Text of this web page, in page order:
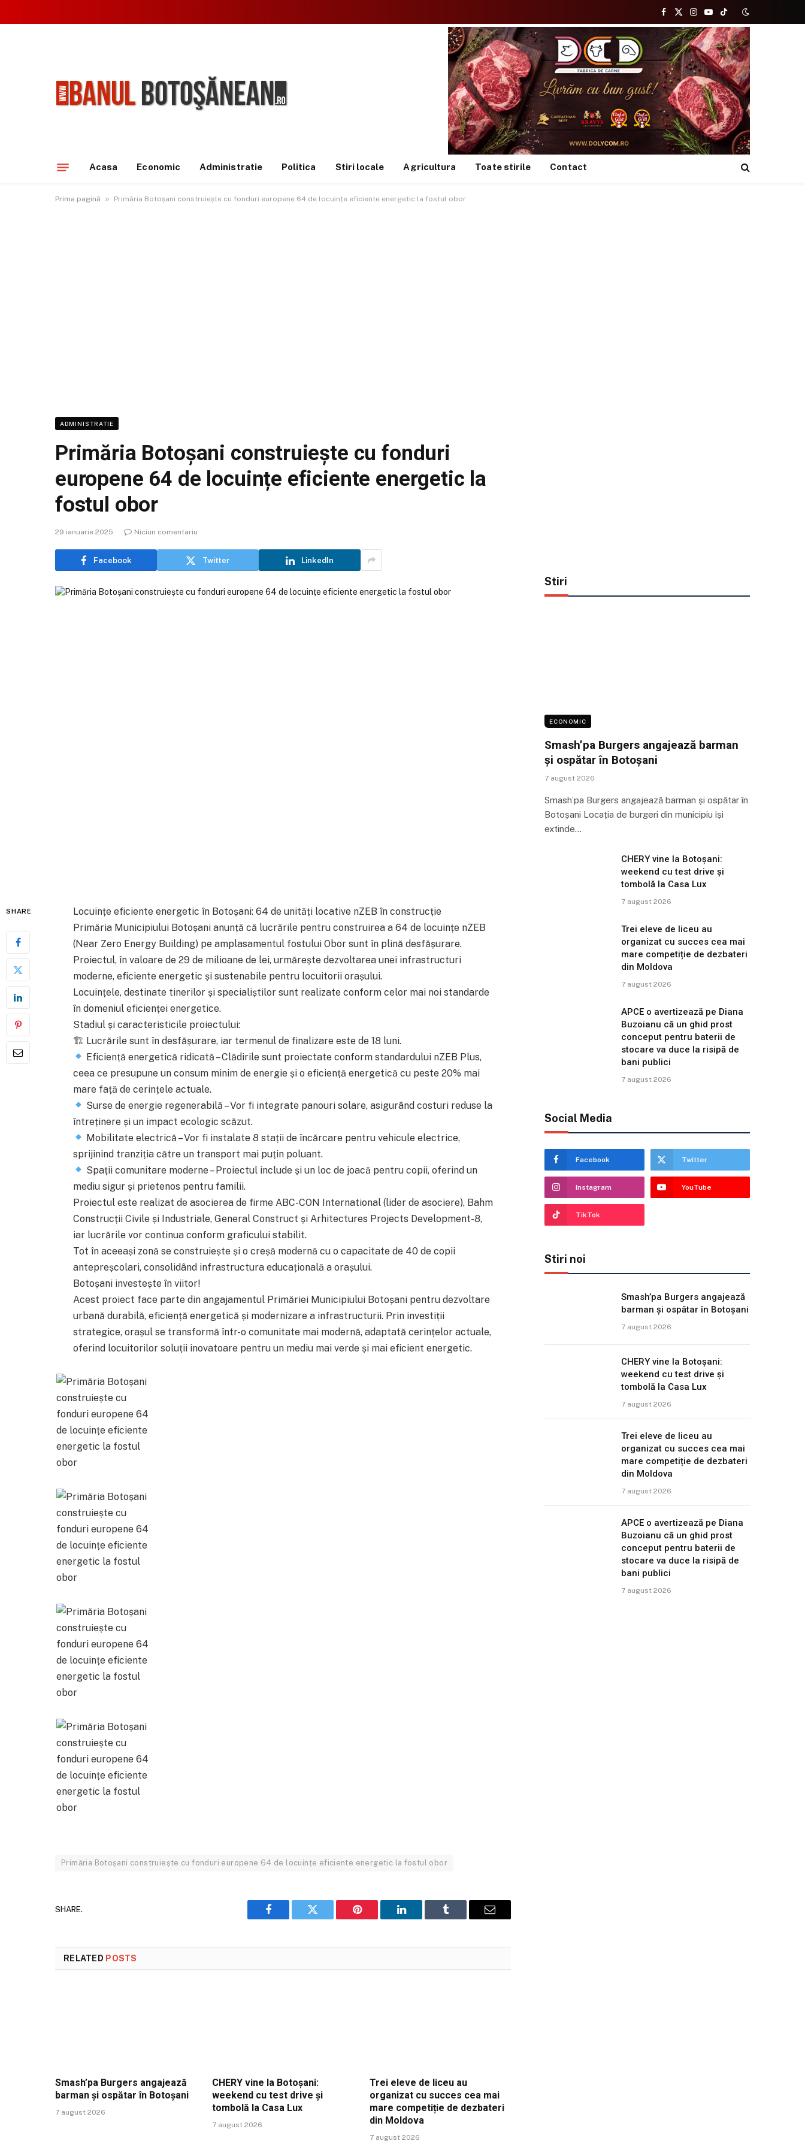
Facebook
X
(Twitter)
Instagram
YouTubeTikTok
Acasa Economic Administratie Politica Stiri locale Agricultura Toate stirile Contact
Prima pagină » Primăria Botoșani construiește cu fonduri europene 64 de locuințe eficiente energetic la fostul obor
ADMINISTRATIE
Primăria Botoșani construiește cu fonduri
europene 64 de locuințe eficiente energetic la
fostul obor
29 ianuarie 2025 Niciun comentariu
Facebook Twitter LinkedIn
SHARE
Locuințe eficiente energetic în Botoșani: 64 de unități locative nZEB în construcție
Primăria Municipiului Botoșani anunță că lucrările pentru construirea a 64 de locuințe nZEB
(Near Zero Energy Building) pe amplasamentul fostului Obor sunt în plină desfășurare.
Proiectul, în valoare de 29 de milioane de lei, urmărește dezvoltarea unei infrastructuri
moderne, eficiente energetic și sustenabile pentru locuitorii orașului.
Locuințele, destinate tinerilor și specialiștilor sunt realizate conform celor mai noi standarde
în domeniul eficienței energetice.
Stadiul și caracteristicile proiectului:
🏗 Lucrările sunt în desfășurare, iar termenul de finalizare este de 18 luni.
Eficiență energetică ridicată – Clădirile sunt proiectate conform standardului nZEB Plus,
ceea ce presupune un consum minim de energie și o eficiență energetică cu peste 20% mai
mare față de cerințele actuale.
Surse de energie regenerabilă – Vor fi integrate panouri solare, asigurând costuri reduse la
întreținere și un impact ecologic scăzut.
Mobilitate electrică – Vor fi instalate 8 stații de încărcare pentru vehicule electrice,
sprijinind tranziția către un transport mai puțin poluant.
Spații comunitare moderne – Proiectul include și un loc de joacă pentru copii, oferind un
mediu sigur și prietenos pentru familii.
Proiectul este realizat de asocierea de firme ABC-CON International (lider de asociere), Bahm
Construcții Civile și Industriale, General Construct și Arhitectures Projects Development-8,
iar lucrările vor continua conform graficului stabilit.
Tot în aceeași zonă se construiește și o creșă modernă cu o capacitate de 40 de copii
antepreșcolari, consolidând infrastructura educațională a orașului.
Botoșani investește în viitor!
Acest proiect face parte din angajamentul Primăriei Municipiului Botoșani pentru dezvoltare
urbană durabilă, eficiență energetică și modernizare a infrastructurii. Prin investiții
strategice, orașul se transformă într-o comunitate mai modernă, adaptată cerințelor actuale,
oferind locuitorilor soluții inovatoare pentru un mediu mai verde și mai eficient energetic.
Primăria Botoșani construiește cu fonduri europene 64 de locuințe eficiente energetic la fostul obor
SHARE.
Facebook Twitter Pinterest LinkedIn Tumblr Email
RELATED POSTS
Smash’pa Burgers angajează
barman și ospătar în Botoșani
7 august 2026
CHERY vine la Botoșani:
weekend cu test drive și
tombolă la Casa Lux
7 august 2026
Trei eleve de liceu au
organizat cu succes cea mai
mare competiție de dezbateri
din Moldova
7 august 2026
Stiri
ECONOMIC
Smash’pa Burgers angajează barman
și ospătar în Botoșani
7 august 2026
Smash’pa Burgers angajează barman și ospătar în
Botoșani Locația de burgeri din municipiu își
extinde…
CHERY vine la Botoșani:
weekend cu test drive și
tombolă la Casa Lux
7 august 2026
Trei eleve de liceu au
organizat cu succes cea mai
mare competiție de dezbateri
din Moldova
7 august 2026
APCE o avertizează pe Diana
Buzoianu că un ghid prost
conceput pentru baterii de
stocare va duce la risipă de
bani publici
7 august 2026
Social Media
Facebook Twitter
Instagram YouTube
TikTok
Stiri noi
Smash’pa Burgers angajează
barman și ospătar în Botoșani
7 august 2026
CHERY vine la Botoșani:
weekend cu test drive și
tombolă la Casa Lux
7 august 2026
Trei eleve de liceu au
organizat cu succes cea mai
mare competiție de dezbateri
din Moldova
7 august 2026
APCE o avertizează pe Diana
Buzoianu că un ghid prost
conceput pentru baterii de
stocare va duce la risipă de
bani publici
7 august 2026